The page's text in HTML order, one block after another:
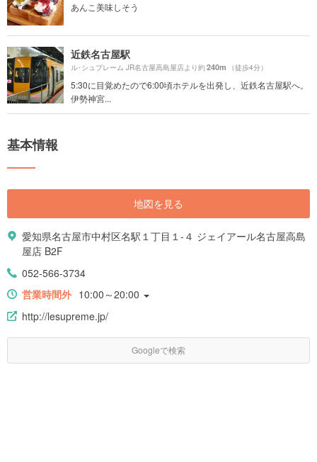
あんこ美味しそう
近鉄名古屋駅
ル･シュプレーム JR名古屋高島屋店より約240m （徒歩4分）
5:30に目覚めたので6:00頃ホテルを出発し、近鉄名古屋駅へ。
伊勢神宮...
基本情報
地図を見る
愛知県名古屋市中村区名駅１丁目１-４ ジェイアール名古屋高島
屋店 B2F
052-566-3734
営業時間外 10:00～20:00
http://lesupreme.jp/
Googleで検索